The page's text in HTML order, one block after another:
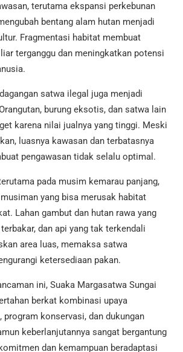
terutama ekspansi perkebunan
bentang alam hutan menjadi
Fragmentasi habitat membuat
terganggu dan meningkatkan potensi
satwa ilegal juga menjadi
burung eksotis, dan satwa lain
karena nilai jualnya yang tinggi. Meski
luasnya kawasan dan terbatasnya
pengawasan tidak selalu optimal.
pada musim kemarau panjang,
yang bisa merusak habitat
Lahan gambut dan hutan rawa yang
dan api yang tak terkendali
area luas, memaksa satwa
ketersediaan pakan.
ini, Suaka Margasatwa Sungai
berkat kombinasi upaya
program konservasi, dan dukungan
keberlanjutannya sangat bergantung
dan kemampuan beradaptasi